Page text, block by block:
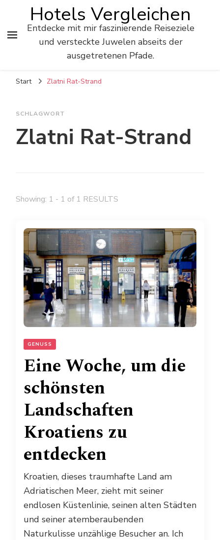
Hotels Vergleichen
Entdecke mit mir faszinierende Reiseziele
und versteckte Juwelen abseits der
ausgetretenen Pfade.
Start Zlatni Rat-Strand
SCHLAGWORT
Zlatni Rat-Strand
Showing: 1 - 1 of 1 RESULTS
GENUSS
Eine Woche, um die
schönsten
Landschaften
Kroatiens zu
entdecken
Kroatien, dieses traumhafte Land am
Adriatischen Meer, zieht mit seiner
endlosen Küstenlinie, seinen alten Städten
und seiner atemberaubenden
Naturkulisse unzählige Besucher an. Ich